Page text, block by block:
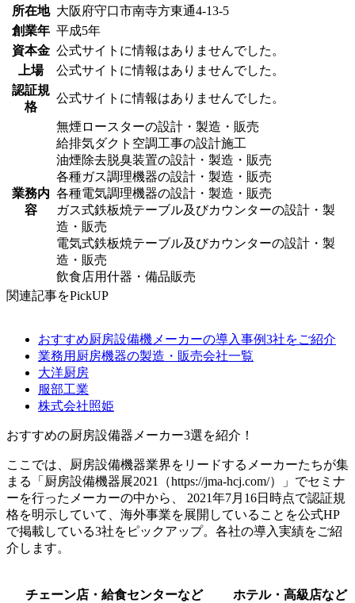
所在地 大阪府守口市南寺方東通4-13-5
創業年 平成5年
資本金 公式サイトに情報はありませんでした。
上場
公式サイトに情報はありませんでした。
認証規
格
公式サイトに情報はありませんでした。
業務内
容
無煙ロースターの設計・製造・販売
給排気ダクト空調工事の設計施工
油煙除去脱臭装置の設計・製造・販売
各種ガス調理機器の設計・製造・販売
各種電気調理機器の設計・製造・販売
ガス式鉄板焼テーブル及びカウンターの設計・製
造・販売
電気式鉄板焼テーブル及びカウンターの設計・製
造・販売
飲食店用什器・備品販売
関連記事をPickUP
おすすめ厨房設備機メーカーの導入事例3社をご紹介
業務用厨房機器の製造・販売会社一覧
大洋厨房
服部工業
株式会社照姫
おすすめの厨房設備器メーカー3選を紹介！
ここでは、厨房設備機器業界をリードするメーカーたちが集
まる「厨房設備機器展2021（https://jma-hcj.com/）」でセミナ
ーを行ったメーカーの中から、 2021年7月16日時点で認証規
格を明示していて、海外事業を展開していることを公式HP
で掲載している3社をピックアップ。各社の導入実績をご紹
介します。
チェーン店・給食センターなど
ホテル・高級店など